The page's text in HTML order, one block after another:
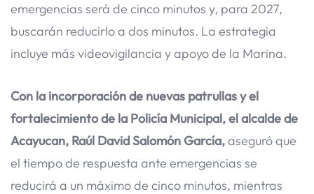
emergencias será de cinco minutos y, para 2027,
buscarán reducirlo a dos minutos. La estrategia
incluye más videovigilancia y apoyo de la Marina.
Con la incorporación de nuevas patrullas y el
fortalecimiento de la Policía Municipal, el alcalde de
Acayucan, Raúl David Salomón García,aseguró que
el tiempo de respuesta ante emergencias se
reducirá a un máximo de cinco minutos, mientras